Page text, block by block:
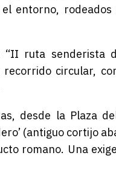
entorno,
“II ruta senderista
circular,
desde la Plaza
(antiguo cortijo
romano. Una